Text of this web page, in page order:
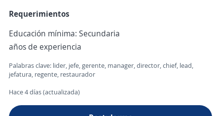
Requerimientos
Educación mínima: Secundaria
años de experiencia
Palabras clave: lider, jefe, gerente, manager, director, chief, lead,
jefatura, regente, restaurador
Hace 4 días (actualizada)